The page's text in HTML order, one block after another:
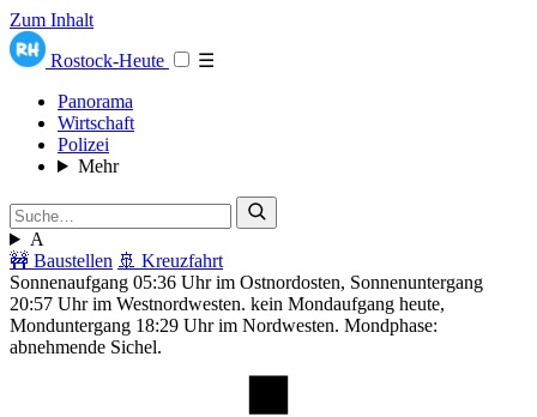
Zum Inhalt
Rostock-Heute
☰
Panorama
Wirtschaft
Polizei
Mehr
A
🚧 Baustellen 🚢 Kreuzfahrt
Sonnenaufgang 05:36 Uhr im Ostnordosten, Sonnenuntergang
20:57 Uhr im Westnordwesten. kein Mondaufgang heute,
Monduntergang 18:29 Uhr im Nordwesten. Mondphase:
abnehmende Sichel.